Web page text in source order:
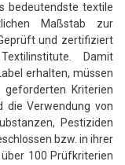
bedeutendste textile
Maßstab zur
und zertifiziert
Damit
erhalten, müssen
Kriterien
die Verwendung von
Pestiziden
bzw. in ihrer
100 Prüfkriterien